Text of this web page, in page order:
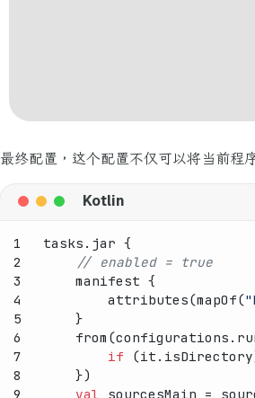
最终配置，这个配置不仅可以将当前程
1
2
3
4
5
6
7
8
9
tasks.jar {
// enabled = true
    manifest {
        attributes(mapOf(
    }
if
    })
val
sourcesMain =